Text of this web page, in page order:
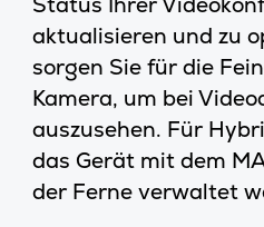
aktualisieren und zu
sorgen Sie für die
Kamera, um bei
auszusehen. Für
das Gerät mit dem
der Ferne verwaltet